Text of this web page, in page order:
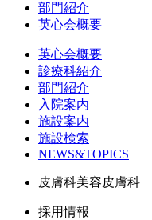
部門紹介
英心会概要
英心会概要
診療科紹介
部門紹介
入院案内
施設案内
施設検索
NEWS&TOPICS
皮膚科美容皮膚科
採用情報